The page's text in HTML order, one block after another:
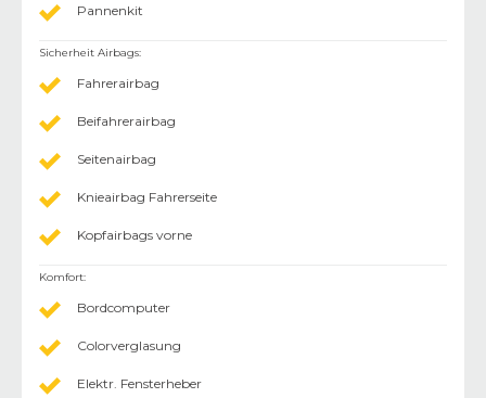
Pannenkit
Sicherheit Airbags:
Fahrerairbag
Beifahrerairbag
Seitenairbag
Knieairbag Fahrerseite
Kopfairbags vorne
Komfort:
Bordcomputer
Colorverglasung
Elektr. Fensterheber